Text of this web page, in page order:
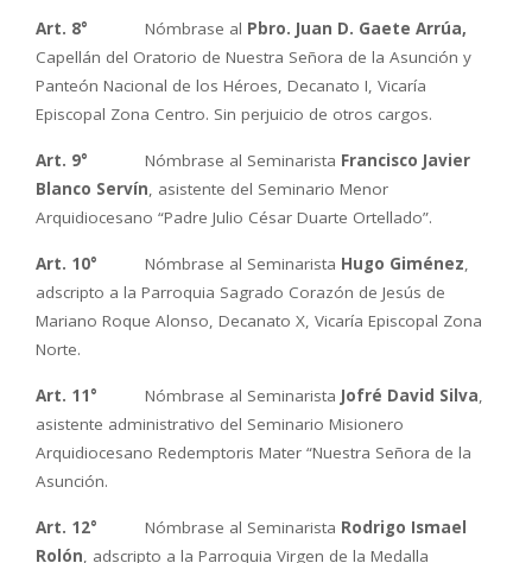
Art. 8° Nómbrase al Pbro. Juan D. Gaete Arrúa,
Capellán del Oratorio de Nuestra Señora de la Asunción y
Panteón Nacional de los Héroes, Decanato I, Vicaría
Episcopal Zona Centro. Sin perjuicio de otros cargos.
Art. 9° Nómbrase al Seminarista Francisco Javier
Blanco Servín, asistente del Seminario Menor
Arquidiocesano “Padre Julio César Duarte Ortellado”.
Art. 10° Nómbrase al Seminarista Hugo Giménez,
adscripto a la Parroquia Sagrado Corazón de Jesús de
Mariano Roque Alonso, Decanato X, Vicaría Episcopal Zona
Norte.
Art. 11° Nómbrase al Seminarista Jofré David Silva,
asistente administrativo del Seminario Misionero
Arquidiocesano Redemptoris Mater “Nuestra Señora de la
Asunción.
Art. 12° Nómbrase al Seminarista Rodrigo Ismael
Rolón, adscripto a la Parroquia Virgen de la Medalla